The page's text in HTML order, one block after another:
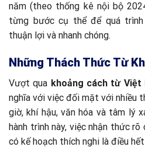
năm (theo thống kê nội bộ
từng bước cụ thể để quá
thuận lợi và nhanh chóng.
Những Thách Thức Từ
Vượt qua khoảng cách từ Việt
nghĩa với việc đối mặt với nhiều
giờ, khí hậu, văn hóa và tâm lý
hành trình này, việc nhận thức
có kế hoạch thích nghi là điều